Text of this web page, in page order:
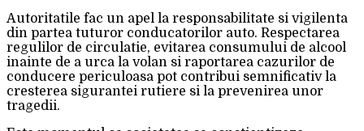
Autoritatile fac un apel la responsabilitate si vigilenta
din partea tuturor conducatorilor auto. Respectarea
regulilor de circulatie, evitarea consumului de alcool
inainte de a urca la volan si raportarea cazurilor de
conducere periculoasa pot contribui semnificativ la
cresterea sigurantei rutiere si la prevenirea unor
tragedii.